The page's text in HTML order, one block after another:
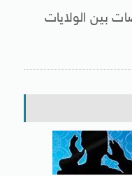
بين الولايات